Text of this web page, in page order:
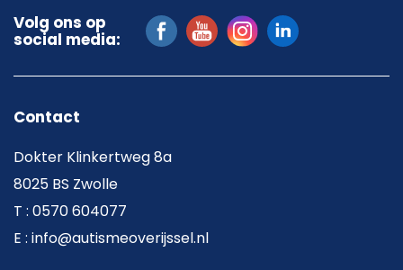
Volg ons op
social media:
Contact
Dokter Klinkertweg 8a
8025 BS Zwolle
T : 0570 604077
E : info@autismeoverijssel.nl